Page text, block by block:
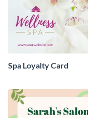
Spa Loyalty Card